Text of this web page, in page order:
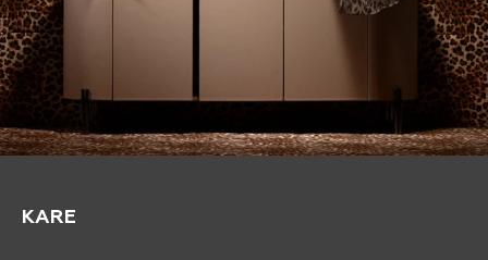
KARE